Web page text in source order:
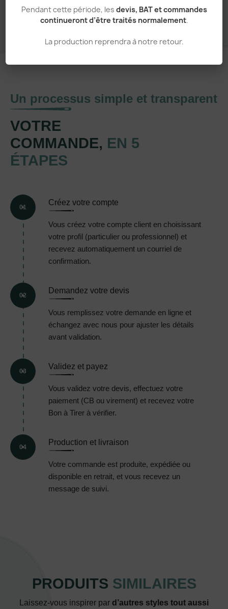
Pendant cette période, les devis, BAT et commandes
continueront d’être traités normalement.
La production reprendra à notre retour.
Un processus simple et transparent
VOTRE
COMMANDE, EN 5
ÉTAPES
01
Créez votre compte
Vous créez votre compte client en choisissant
votre profil (particulier ou professionnel) et
recevez automatiquement un courriel de
confirmation.
02
Demandez votre devis
Vous remplissez votre demande en ligne et
échangez avec nous pour ajuster les détails
avant validation.
03
Validez et payez
Vous validez votre devis, effectuez votre
paiement (CB ou virement) et recevez votre
Bon à Tirer à vérifier.
04
Production et livraison
Votre commande est produite, expédiée ou
disponible en retrait, et vous recevez un
message de suivi.
PRODUITS SIMILAIRES
Laissez-vous inspirer par d’autres styles tout aussi